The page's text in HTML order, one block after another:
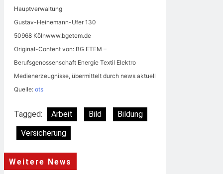
Hauptverwaltung
Gustav-Heinemann-Ufer 130
50968 Kölnwww.bgetem.de
Original-Content von: BG ETEM –
Berufsgenossenschaft Energie Textil Elektro
Medienerzeugnisse, übermittelt durch news aktuell
Quelle: ots
Tagged: Arbeit Bild
Bildung
Versicherung
Weitere News